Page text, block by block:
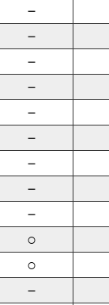
－
－
－
－
－
－
－
－
－
○
○
－